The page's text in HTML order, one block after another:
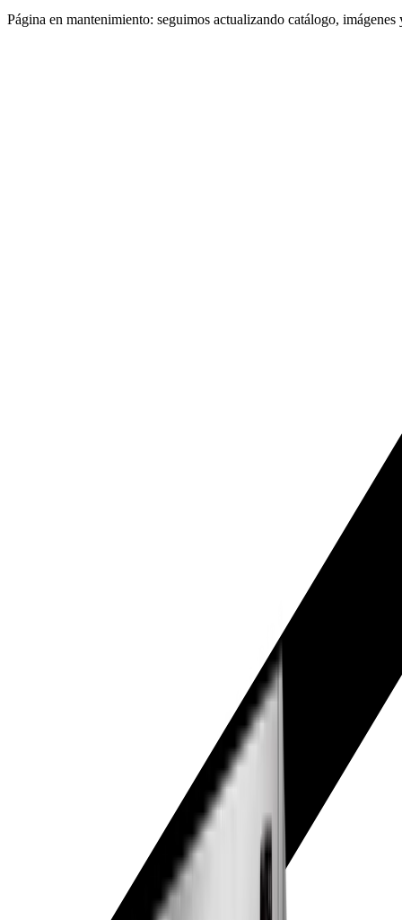
Página en mantenimiento: seguimos actualizando catálogo,